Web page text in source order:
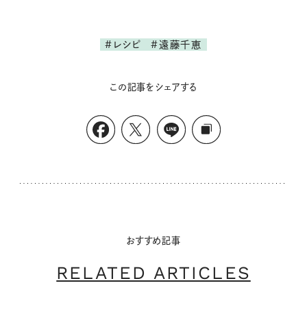
#レシピ #遠藤千恵
この記事をシェアする
おすすめ記事
RELATED ARTICLES